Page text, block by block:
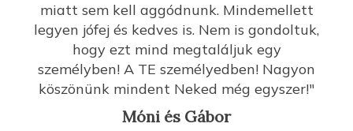
miatt sem kell aggódnunk. Mindemellett
legyen jófej és kedves is. Nem is gondoltuk,
hogy ezt mind megtaláljuk egy
személyben! A TE személyedben! Nagyon
köszönünk mindent Neked még egyszer!"
Móni és Gábor